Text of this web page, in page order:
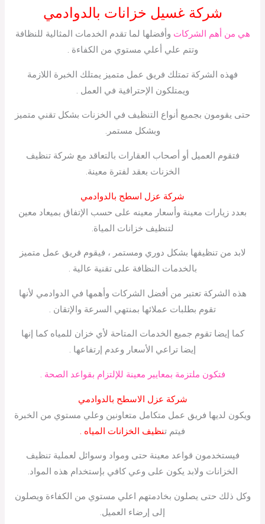
شركة غسيل خزانات بالدوادمي
هي من أهم الشركات وأفضلها لما تقدم الخدمات المثالية للنظافة
وتتم علي أعلي مستوي من الكفاءة .
فهذه الشركة تمتلك فريق عمل متميز يمتلك الخبرة اللازمة
ويمتلكون الإحترافية في العمل .
حتى يقومون بجميع أنواع التنظيف في الخزنات بشكل تقني متميز
وبشكل مستمر.
فتقوم العميل أو أصحاب العقارات بالتعاقد مع شركة تنظيف
الخزنات بعقد لفترة معينة.
شركة عزل اسطح بالدوادمي
بعدد زيارات معينة وأسعار معينه على حسب الإتفاق بميعاد معين
لتنظيف خزانات المياة.
لابد من تنظيفها بشكل دوري ومستمر ، فيقوم فريق عمل متميز
بالخدمات النظافة على تقنية عالية .
هذه الشركة تعتبر من أفضل الشركات وأهمها في الدوادمي لأنها
تقوم بطلبات عملائها بمنتهي السرعة والإتقان .
كما إيضا تقوم جميع الخدمات المتاحة لأي خزان للمياه كما إنها
إيضا تراعي الأسعار وعدم إرتفاعها .
فتكون ملتزمة بمعايير معينة للإلتزام بقواعد الصحة .
شركة عزل الاسطح بالدوادمي
ويكون لديها فريق عمل متكامل متعاونين وعلي مستوي من الخبرة
فيتم تنظيف الخزانات المياه .
فيستخدمون قواعد معينة حتى ومواد وسوائل لعملية تنظيف
الخزانات ولابد يكون على وعي كافي بإستخدام هذه المواد.
وكل ذلك حتى يصلون بخادمتهم اعلي مستوي من الكفاءة ويصلون
إلى إرضاء العميل.